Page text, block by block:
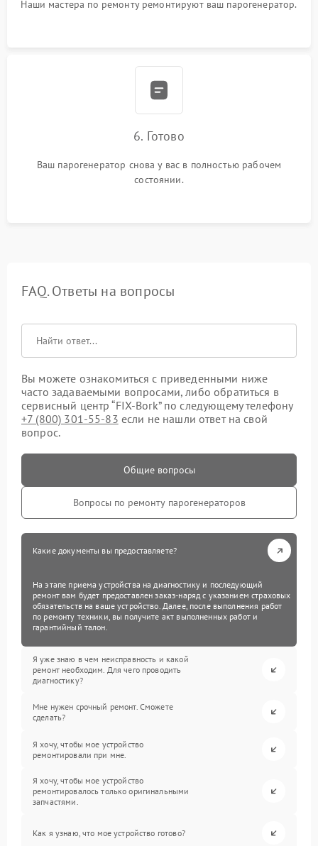
Наши мастера по ремонту ремонтируют ваш парогенератор.
6. Готово
Ваш парогенератор снова у вас в полностью рабочем
состоянии.
FAQ. Ответы на вопросы
Вы можете ознакомиться с приведенными ниже
часто задаваемыми вопросами, либо обратиться в
сервисный центр “FIX-Bork” по следующему телефону
+7 (800) 301-55-83 если не нашли ответ на свой
вопрос.
Общие вопросы
Вопросы по ремонту парогенераторов
Какие документы вы предоставляете?
На этапе приема устройства на диагностику и последующий
ремонт вам будет предоставлен заказ-наряд с указанием страховых
обязательств на ваше устройство. Далее, после выполнения работ
по ремонту техники, вы получите акт выполненных работ и
гарантийный талон.
Я уже знаю в чем неисправность и какой
ремонт необходим. Для чего проводить
диагностику?
Мне нужен срочный ремонт. Сможете
сделать?
Я хочу, чтобы мое устройство
ремонтировали при мне.
Я хочу, чтобы мое устройство
ремонтировалось только оригинальными
запчастями.
Как я узнаю, что мое устройство готово?